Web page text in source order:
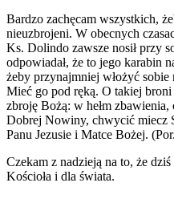
Bardzo zachęcam wszystkich,
nieuzbrojeni. W obecnych
Ks. Dolindo zawsze nosił przy
odpowiadał, że to jego karabin
żeby przynajmniej włożyć
Mieć go pod ręką. O takiej
zbroję Bożą: w hełm
Dobrej Nowiny, chwycić miecz
Panu Jezusie i Matce Bożej.
Czekam z nadzieją na to, że
Kościoła i dla świata.